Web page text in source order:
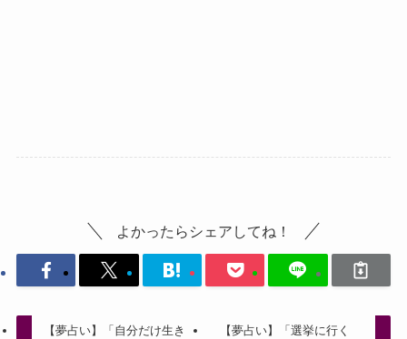
よかったらシェアしてね！
【夢占い】「自分だけ生き
【夢占い】「選挙に行く